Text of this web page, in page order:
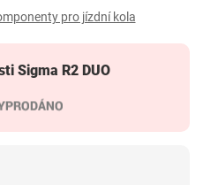
pro jízdní kola
Sigma R2 DUO